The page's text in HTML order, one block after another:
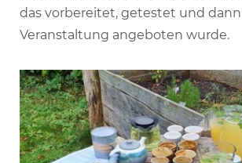
das vorbereitet, getestet und
Veranstaltung angeboten wurde.